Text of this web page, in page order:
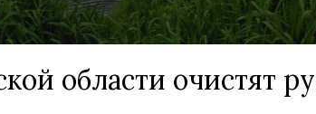
области очистят